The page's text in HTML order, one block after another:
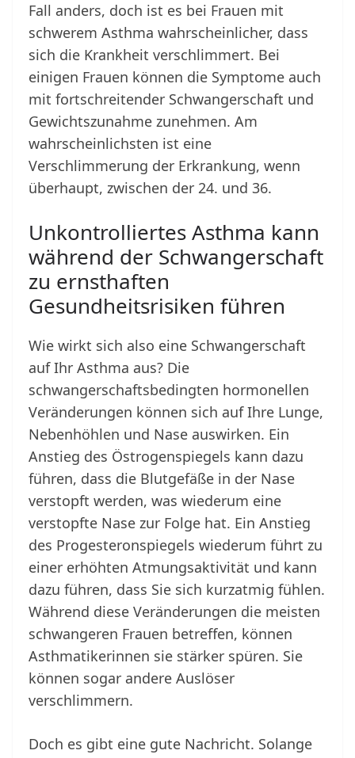
Fall anders, doch ist es bei Frauen mit
schwerem Asthma wahrscheinlicher, dass
sich die Krankheit verschlimmert. Bei
einigen Frauen können die Symptome auch
mit fortschreitender Schwangerschaft und
Gewichtszunahme zunehmen. Am
wahrscheinlichsten ist eine
Verschlimmerung der Erkrankung, wenn
überhaupt, zwischen der 24. und 36.
Unkontrolliertes Asthma kann
während der Schwangerschaft
zu ernsthaften
Gesundheitsrisiken führen
Wie wirkt sich also eine Schwangerschaft
auf Ihr Asthma aus? Die
schwangerschaftsbedingten hormonellen
Veränderungen können sich auf Ihre Lunge,
Nebenhöhlen und Nase auswirken. Ein
Anstieg des Östrogenspiegels kann dazu
führen, dass die Blutgefäße in der Nase
verstopft werden, was wiederum eine
verstopfte Nase zur Folge hat. Ein Anstieg
des Progesteronspiegels wiederum führt zu
einer erhöhten Atmungsaktivität und kann
dazu führen, dass Sie sich kurzatmig fühlen.
Während diese Veränderungen die meisten
schwangeren Frauen betreffen, können
Asthmatikerinnen sie stärker spüren. Sie
können sogar andere Auslöser
verschlimmern.
Doch es gibt eine gute Nachricht. Solange